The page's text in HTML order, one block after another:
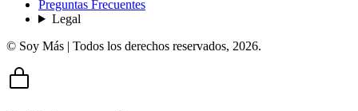
Preguntas Frecuentes
Legal
© Soy Más | Todos los derechos reservados, 2026.